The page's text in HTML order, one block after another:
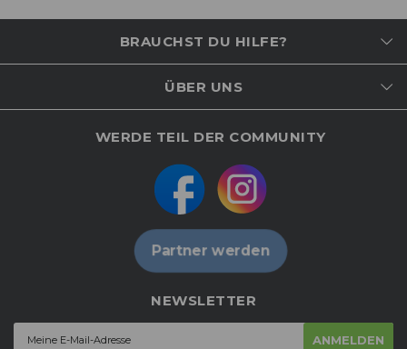
BRAUCHST DU HILFE?
ÜBER UNS
WERDE TEIL DER COMMUNITY
Partner werden
NEWSLETTER
ANMELDEN